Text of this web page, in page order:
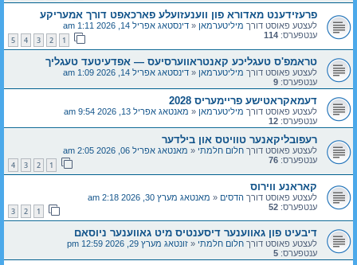
פרעזידענט מאדורא פון ווענעזועלע פארכאפט דורך אמעריקע
לעצטע פאוסט דורך מיליטערמאן « דינסטאג אפריל 14, 2026 1:11 am
ענטפערס: 114
1
2
3
4
5
טראמפ'ס טעגליכע קאנטראווערסיעס — אפדעיטעד טעגליך
לעצטע פאוסט דורך מיליטערמאן « דינסטאג אפריל 14, 2026 1:09 am
ענטפערס: 9
דעמאקראטישע פריימעריס 2028
לעצטע פאוסט דורך מיליטערמאן « מאנטאג אפריל 13, 2026 9:54 am
ענטפערס: 12
רעפובליקאנער טוויטס און בילדער
לעצטע פאוסט דורך חלום חלמתי « מאנטאג אפריל 06, 2026 2:05 am
ענטפערס: 76
1
2
3
4
קאראנע ווירוס
לעצטע פאוסט דורך הדסים « מאנטאג מערץ 30, 2026 2:18 am
ענטפערס: 52
1
2
3
דיבעיט פון גאווענער דיסענטיס מיט גאווענער ניוסאם
לעצטע פאוסט דורך חלום חלמתי « זונטאג מערץ 29, 2026 12:59 pm
ענטפערס: 5